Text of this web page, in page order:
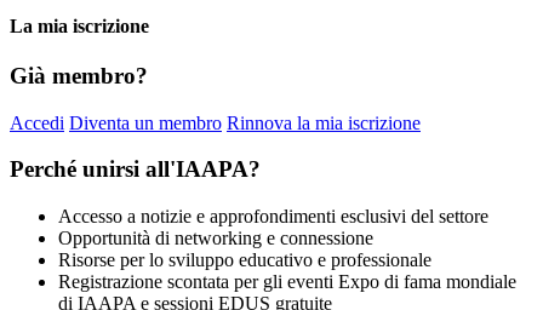
La mia iscrizione
Già membro?
Accedi Diventa un membro Rinnova la mia iscrizione
Perché unirsi all'IAAPA?
Accesso a notizie e approfondimenti esclusivi del settore
Opportunità di networking e connessione
Risorse per lo sviluppo educativo e professionale
Registrazione scontata per gli eventi Expo di fama mondiale
di IAAPA e sessioni EDUS gratuite